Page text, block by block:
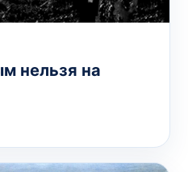
нельзя на